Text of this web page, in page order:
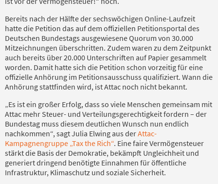
Bereits nach der Hälfte der sechswöchigen Online-Laufzeit
hatte die Petition das auf dem offiziellen Petitionsportal des
Deutschen Bundestags ausgewiesene Quorum von 30.000
Mitzeichnungen überschritten. Zudem waren zu dem Zeitpunkt
auch bereits über 20.000 Unterschriften auf Papier gesammelt
worden. Damit hatte sich die Petition schon vorzeitig für eine
offizielle Anhörung im Petitionsausschuss qualifiziert. Wann die
Anhörung stattfinden wird, ist Attac noch nicht bekannt.
„Es ist ein großer Erfolg, dass so viele Menschen gemeinsam mit
Attac mehr Steuer- und Verteilungsgerechtigkeit fordern – der
Bundestag muss diesem deutlichen Wunsch nun endlich
nachkommen“, sagt Julia Elwing aus derAttac-
Kampagnengruppe „Tax the Rich“. Eine faire Vermögensteuer
stärkt die Basis der Demokratie, bekämpft Ungleichheit und
generiert dringend benötigte Einnahmen für öffentliche
Infrastruktur, Klimaschutz und soziale Sicherheit.